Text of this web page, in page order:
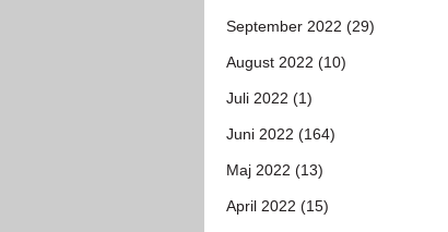
September 2022 (29)
August 2022 (10)
Juli 2022 (1)
Juni 2022 (164)
Maj 2022 (13)
April 2022 (15)